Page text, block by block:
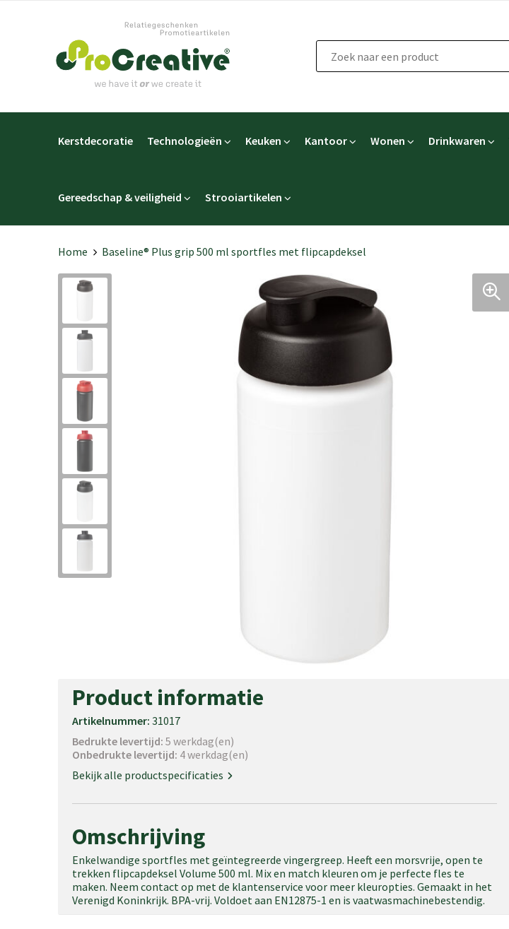
Kerstdecoratie Technologieën Keuken Kantoor Wonen Drinkwaren
Gereedschap & veiligheid Strooiartikelen
Home Baseline® Plus grip 500 ml sportfles met flipcapdeksel
Product informatie
Artikelnummer: 31017
Bedrukte levertijd: 5 werkdag(en)
Onbedrukte levertijd: 4 werkdag(en)
Bekijk alle productspecificaties
Omschrijving
Enkelwandige sportfles met geïntegreerde vingergreep. Heeft een morsvrije, open te
trekken flipcapdeksel Volume 500 ml. Mix en match kleuren om je perfecte fles te
maken. Neem contact op met de klantenservice voor meer kleuropties. Gemaakt in het
Verenigd Koninkrijk. BPA-vrij. Voldoet aan EN12875-1 en is vaatwasmachinebestendig.